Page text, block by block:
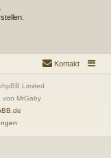
Kontakt
Limited
MrGaby